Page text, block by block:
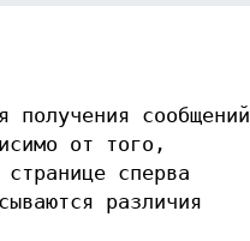
получения сообщений
от того,
сперва
различия